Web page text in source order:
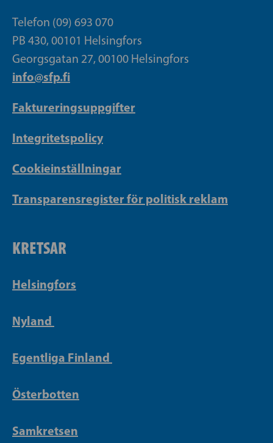
Telefon (09) 693 070
PB 430, 00101 Helsingfors
Georgsgatan 27, 00100 Helsingfors
info@sfp.fi
Faktureringsuppgifter
Integritetspolicy
Cookieinställningar
Transparensregister för politisk reklam
KRETSAR
Helsingfors
Nyland
Egentliga Finland
Österbotten
Samkretsen